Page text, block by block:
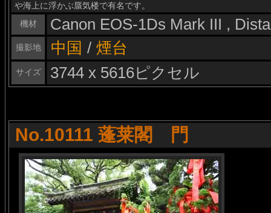
や海上に浮かぶ蜃気楼で有名です。
機材
Canon EOS-1Ds Mark III ,
撮影地 中国 / 煙台
サイズ 3744 x 5616ピクセル
No.10111 蓬莱閣 門